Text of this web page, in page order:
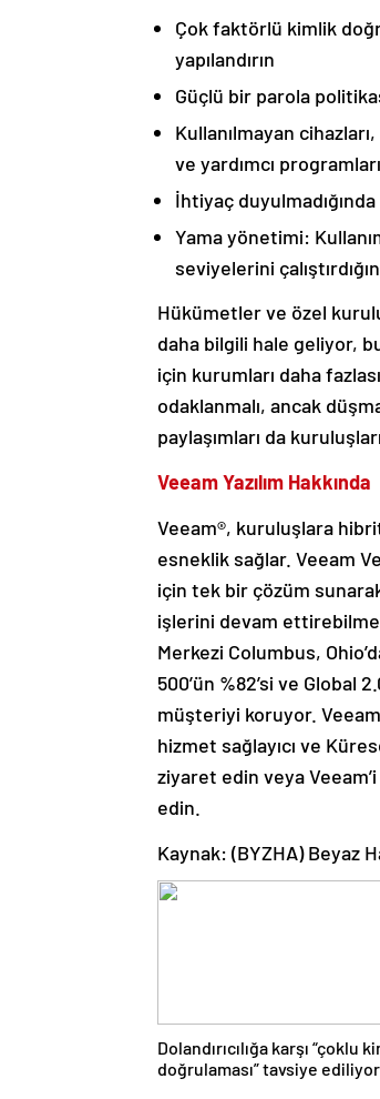
Çok faktörlü kimlik
yapılandırın
Güçlü bir parola
Kullanılmayan
ve yardımcı
İhtiyaç
Yama yönetimi:
seviyelerini
Hükümetler ve özel
daha bilgili hale geliyor,
için kurumları daha
odaklanmalı, ancak
paylaşımları da
Veeam Yazılım Hakkında
Veeam®, kuruluşlara
esneklik sağlar. Veeam
için tek bir çözüm
işlerini devam
Merkezi Columbus,
500’ün %82’si ve Global
müşteriyi koruyor.
hizmet sağlayıcı ve
ziyaret edin veya
edin.
Kaynak: (BYZHA) Beyaz
Dolandırıcılığa karşı “çoklu
doğrulaması” tavsiye ediliyor